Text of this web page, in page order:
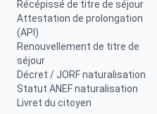
Récépissé de titre de séjour
Attestation de prolongation
(API)
Renouvellement de titre de
séjour
Décret / JORF naturalisation
Statut ANEF naturalisation
Livret du citoyen